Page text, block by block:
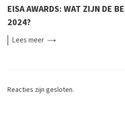
EISA AWARDS: WAT ZIJN DE
2024?
Leesmeer
Reacties zijn gesloten.